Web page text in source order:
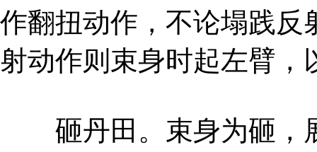
作翻扭动作，不论塌践反
射动作则束身时起左臂，
砸丹田。束身为砸，